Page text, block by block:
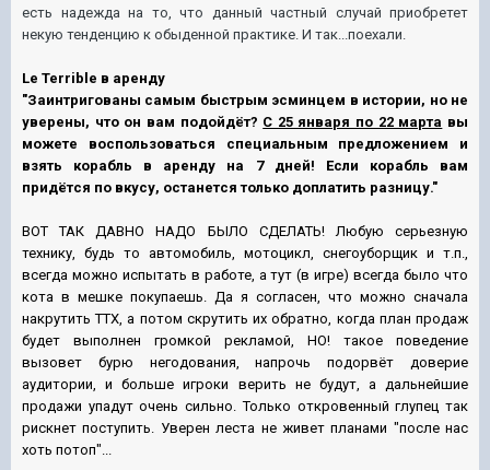
есть надежда на то, что данный частный случай приобретет
некую тенденцию к обыденной практике. И так...поехали.
Le Terrible в аренду
"Заинтригованы самым быстрым эсминцем в истории, но не
уверены, что он вам подойдёт? С 25 января по 22 марта вы
можете воспользоваться специальным предложением и
взять корабль в аренду на 7 дней! Если корабль вам
придётся по вкусу, останется только доплатить разницу."
ВОТ ТАК ДАВНО НАДО БЫЛО СДЕЛАТЬ! Любую серьезную
технику, будь то автомобиль, мотоцикл, снегоуборщик и т.п.,
всегда можно испытать в работе, а тут (в игре) всегда было что
кота в мешке покупаешь. Да я согласен, что можно сначала
накрутить ТТХ, а потом скрутить их обратно, когда план продаж
будет выполнен громкой рекламой, НО! такое поведение
вызовет бурю негодования, напрочь подорвёт доверие
аудитории, и больше игроки верить не будут, а дальнейшие
продажи упадут очень сильно. Только откровенный глупец так
рискнет поступить. Уверен леста не живет планами "после нас
хоть потоп"...